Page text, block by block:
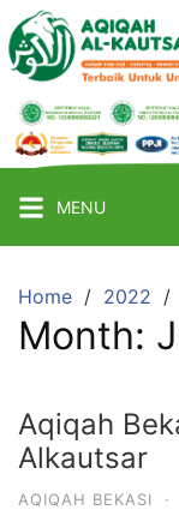
Skip
to
content
Aqiqah
Bekasi
Terbaik
Catering
&
Terpercaya
MENU
Home 2022
Month:
Aqiqah
Alkautsar
AQIQAH BEKASI ·